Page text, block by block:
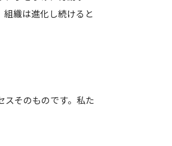
織は進化し続けると
スそのものです。私た